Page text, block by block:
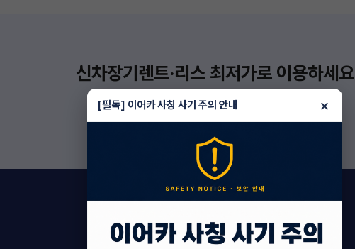
신차장기렌트·리스 최저가로 이용하세요
상담 진행 중 159
[필독] 이어카 사칭 사기 주의 안내 ×